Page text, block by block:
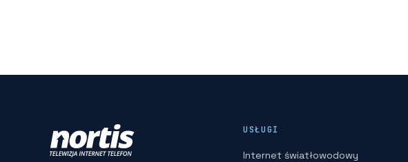
USŁUGI
Internet światłowodowy